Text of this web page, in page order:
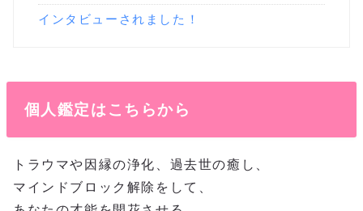
インタビューされました！
個人鑑定はこちらから
トラウマや因縁の浄化、過去世の癒し、
マインドブロック解除をして、